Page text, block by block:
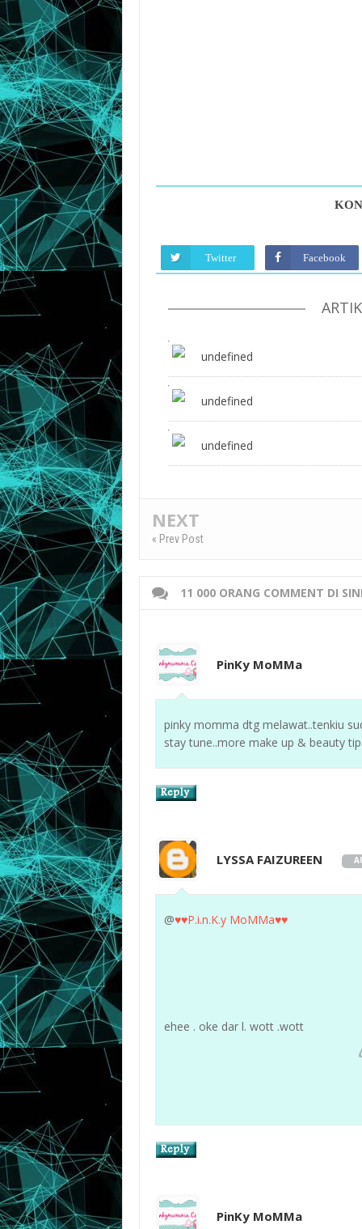
Twitter Facebook
undefined
undefined
undefined
NEXT
« Prev Post
11 000 ORANG COMMENT DI
PinKy MoMMa
pinky momma dtg melawat..tenkiu
stay tune..more make up & beauty
LYSSA FAIZUREEN
@♥♥P.i.n.K.y MoMMa♥♥
ehee . oke dar l. wott .wott
PinKy MoMMa